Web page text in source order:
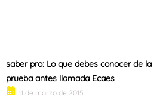
saber pro: Lo que debes conocer de la
prueba antes llamada Ecaes
11 de marzo de 2015